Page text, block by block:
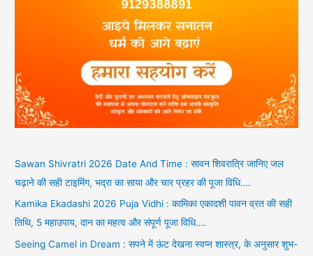
Sawan Shivratri 2026 Date And Time : सावन शिवरात्रि जानिए जल
चढ़ाने की सही टाइमिंग, भद्रा का साया और चार प्रहर की पूजा विधि….
Kamika Ekadashi 2026 Puja Vidhi : कामिका एकादशी पावन व्रत की सही
तिथि, 5 महाउपाय, दान का महत्व और संपूर्ण पूजा विधि….
Seeing Camel in Dream : सपने में ऊंट देखना स्वप्न शास्त्र, के अनुसार शुभ-